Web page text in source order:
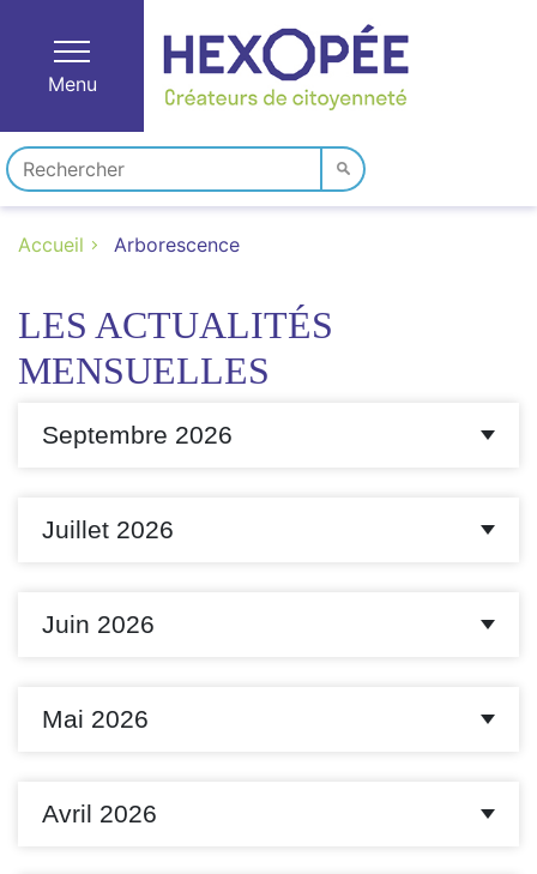
Menu
Accueil Arborescence
LES ACTUALITÉS
MENSUELLES
Septembre 2026
Juillet 2026
Juin 2026
Mai 2026
Avril 2026